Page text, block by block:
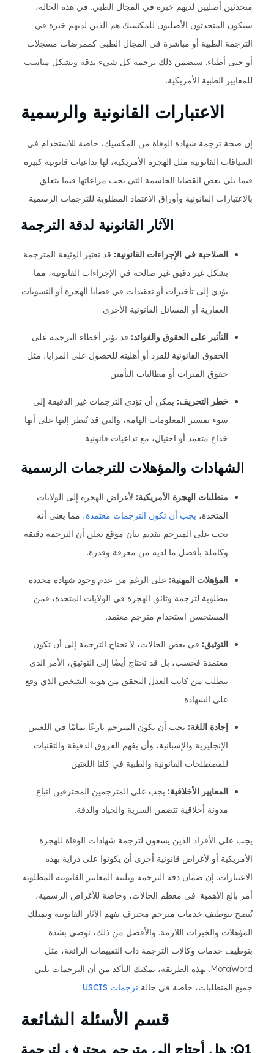
متحدثين أصليين لديهم خبرة في المجال الطبي. في هذه الحالة،
سيكون المتحدثون الأصليون للمكسيك هم الذين لديهم خبرة في
الترجمة الطبية أو مباشرة في المجال الطبي كممرضات مسجلات
أو حتى أطباء. سيضمن ذلك ترجمة كل شيء بدقة وبشكل مناسب
للمعايير الطبية الأمريكية.
الاعتبارات القانونية والرسمية
إن صحة ترجمة شهادة الوفاة من المكسيك، خاصة للاستخدام في
السياقات القانونية مثل الهجرة الأمريكية، لها تداعيات قانونية كبيرة.
فيما يلي بعض القضايا الحاسمة التي يجب مراعاتها فيما يتعلق
بالاعتبارات القانونية وأوراق الاعتماد المطلوبة للترجمات الرسمية:
الآثار القانونية لدقة الترجمة
الصلاحية في الإجراءات القانونية: قد تعتبر الوثيقة المترجمة
بشكل غير دقيق غير صالحة في الإجراءات القانونية، مما
يؤدي إلى تأخيرات أو تعقيدات في قضايا الهجرة أو التسويات
العقارية أو المسائل القانونية الأخرى.
التأثير على الحقوق والفوائد: قد تؤثر أخطاء الترجمة على
الحقوق القانونية للفرد أو أهليته للحصول على المزايا، مثل
حقوق الميراث أو مطالبات التأمين.
خطر التحريف: يمكن أن تؤدي الترجمات غير الدقيقة إلى
سوء تفسير المعلومات الهامة، والتي قد يُنظر إليها على أنها
خداع متعمد أو احتيال، مع تداعيات قانونية.
الشهادات والمؤهلات للترجمات الرسمية
متطلبات الهجرة الأمريكية: لأغراض الهجرة إلى الولايات
المتحدة، يجب أن تكون الترجمات معتمدة، مما يعني أنه
يجب على المترجم تقديم بيان موقع يعلن أن الترجمة دقيقة
وكاملة بأفضل ما لديه من معرفة وقدرة.
المؤهلات المهنية: على الرغم من عدم وجود شهادة محددة
مطلوبة لترجمة وثائق الهجرة في الولايات المتحدة، فمن
المستحسن استخدام مترجم معتمد.
التوثيق: في بعض الحالات، لا تحتاج الترجمة إلى أن تكون
معتمدة فحسب، بل قد تحتاج أيضًا إلى التوثيق، الأمر الذي
يتطلب من كاتب العدل التحقق من هوية الشخص الذي وقع
على الشهادة.
إجادة اللغة: يجب أن يكون المترجم بارعًا تمامًا في اللغتين
الإنجليزية والإسبانية، وأن يفهم الفروق الدقيقة والتقنيات
للمصطلحات القانونية والطبية في كلتا اللغتين.
المعايير الأخلاقية: يجب على المترجمين المحترفين اتباع
مدونة أخلاقية تتضمن السرية والحياد والدقة.
يجب على الأفراد الذين يسعون لترجمة شهادات الوفاة للهجرة
الأمريكية أو لأغراض قانونية أخرى أن يكونوا على دراية بهذه
الاعتبارات. إن ضمان دقة الترجمة وتلبية المعايير القانونية المطلوبة
أمر بالغ الأهمية. في معظم الحالات، وخاصة للأغراض الرسمية،
يُنصح بتوظيف خدمات مترجم محترف يفهم الآثار القانونية ويمتلك
المؤهلات والخبرات اللازمة. والأفضل من ذلك، نوصي بشدة
بتوظيف خدمات وكالات الترجمة ذات التقييمات الرائعة، مثل
MotaWord. بهذه الطريقة، يمكنك التأكد من أن الترجمات تلبي
جميع المتطلبات، خاصة في حالة ترجمات USCIS .
قسم الأسئلة الشائعة
Q1: هل أحتاج إلى مترجم محترف لترجمة